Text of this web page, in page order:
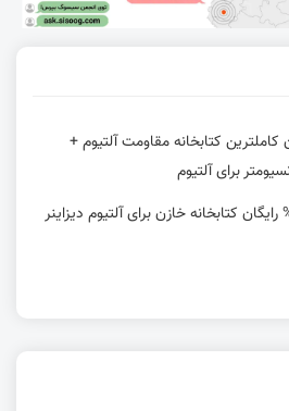
کاملترین کتابخانه مقاومت آلتیوم +
برای آلتیوم